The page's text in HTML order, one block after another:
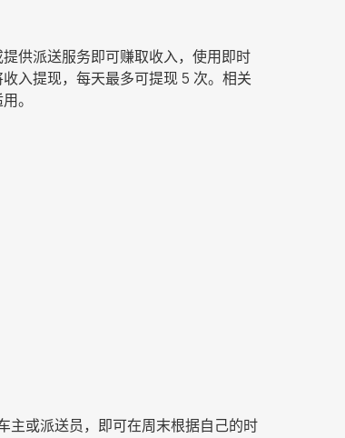
供派送服务即可赚取收入，使用即时
入提现，每天最多可提现 5 次。相关
。
主或派送员，即可在周末根据自己的时